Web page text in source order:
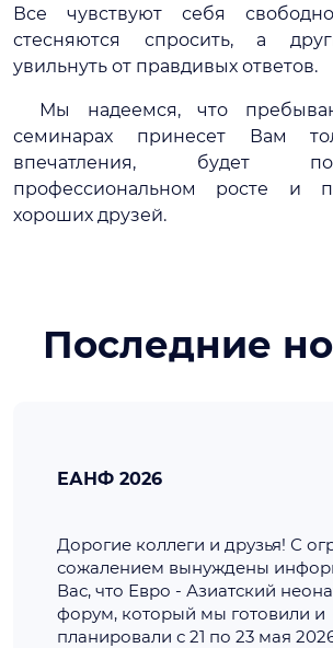
Все чувствуют себя
стесняются спросить, а
увильнуть от правдивых ответов.
Мы надеемся, что
семинарах принесет Вам
впечатления, будет
профессиональном росте и
хороших друзей.
Последние
ЕАНФ 2026
Дорогие коллеги и друзья! С
сожалением вынуждены
Вас, что Евро - Азиатский
форум, который мы готовили и
планировали с 21 по 23 мая